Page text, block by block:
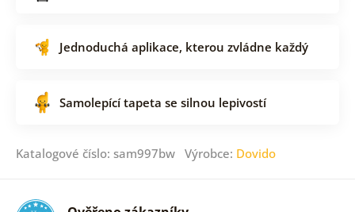
Jednoduchá aplikace, kterou zvládne každý
Samolepící tapeta se silnou lepivostí
Katalogové číslo: sam997bw Výrobce: Dovido